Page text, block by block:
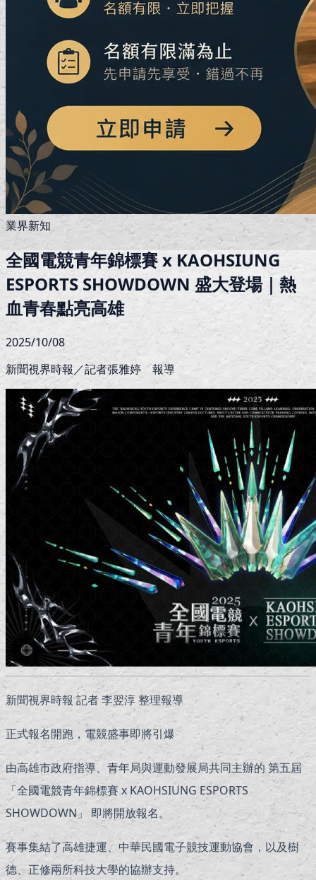
業界新知
全國電競青年錦標賽 x KAOHSIUNG
ESPORTS SHOWDOWN 盛大登場｜熱
血青春點亮高雄
2025/10/08
新聞視界時報／記者張雅婷 報導
新聞視界時報 記者 李翌淳 整理報導
正式報名開跑，電競盛事即將引爆
由高雄市政府指導、青年局與運動發展局共同主辦的 第五屆
「全國電競青年錦標賽 x KAOHSIUNG ESPORTS
SHOWDOWN」 即將開放報名。
賽事集結了高雄捷運、中華民國電子競技運動協會，以及樹
德、正修兩所科技大學的協辦支持。